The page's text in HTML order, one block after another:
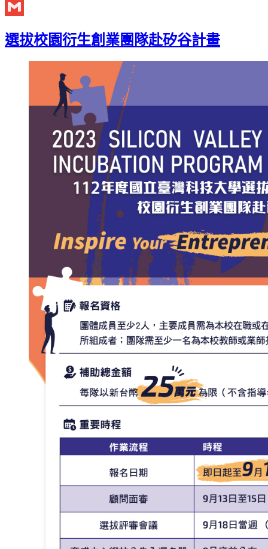
Twitter
選拔校園衍生創業團隊赴矽谷計畫